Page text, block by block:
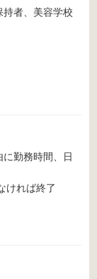
者、美容学校
勤務時間、日
ければ終了